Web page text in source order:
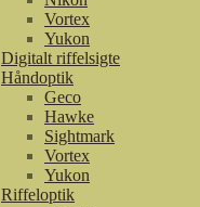
Vortex
Yukon
Digitalt riffelsigte
Håndoptik
Geco
Hawke
Sightmark
Vortex
Yukon
Riffeloptik